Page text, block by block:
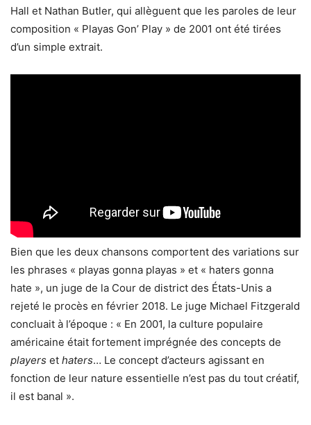
Hall et Nathan Butler, qui allèguent que les paroles de leur
composition « Playas Gon’ Play » de 2001 ont été tirées
d’un simple extrait.
Bien que les deux chansons comportent des variations sur
les phrases « playas gonna playas » et « haters gonna
hate », un juge de la Cour de district des États-Unis a
rejeté le procès en février 2018. Le juge Michael Fitzgerald
concluait à l’époque : « En 2001, la culture populaire
américaine était fortement imprégnée des concepts de
players et haters… Le concept d’acteurs agissant en
fonction de leur nature essentielle n’est pas du tout créatif,
il est banal ».